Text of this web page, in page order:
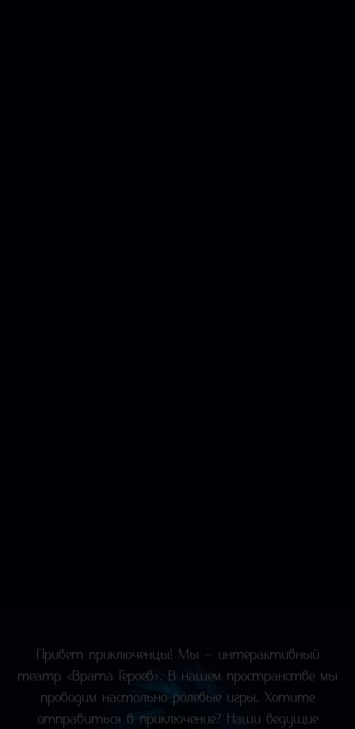
Привет приключенцы! Мы – интерактивный
театр «Врата Героев». В нашем пространстве мы
проводим настольно-ролевые игры. Хотите
отправиться в приключение? Наши ведущие